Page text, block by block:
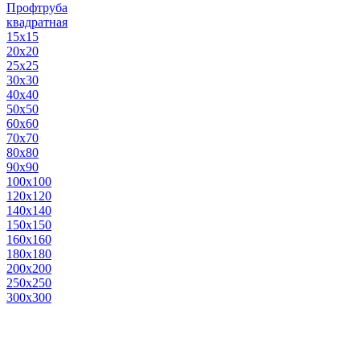
Профтруба
квадратная
15х15
20х20
25х25
30х30
40х40
50х50
60х60
70х70
80х80
90х90
100х100
120х120
140х140
150х150
160х160
180х180
200х200
250х250
300х300